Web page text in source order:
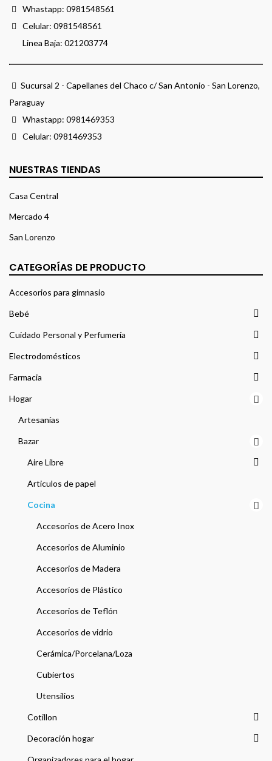
Whastapp: 0981548561
Celular: 0981548561
Linea Baja: 021203774
Sucursal 2 - Capellanes del Chaco c/ San Antonio - San Lorenzo,
Paraguay
Whastapp: 0981469353
Celular: 0981469353
NUESTRAS TIENDAS
Casa Central
Mercado 4
San Lorenzo
CATEGORÍAS DE PRODUCTO
Accesorios para gimnasio
Bebé
Cuidado Personal y Perfumería
Electrodomésticos
Farmacia
Hogar
Artesanías
Bazar
Aire Libre
Articulos de papel
Cocina
Accesorios de Acero Inox
Accesorios de Aluminio
Accesorios de Madera
Accesorios de Plástico
Accesorios de Teflón
Accesorios de vidrio
Cerámica/Porcelana/Loza
Cubiertos
Utensilios
Cotillon
Decoración hogar